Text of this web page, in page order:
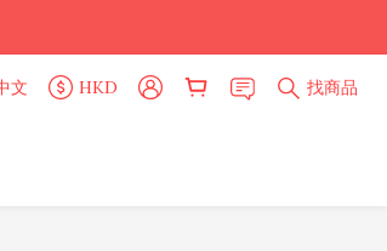
文 HKD 找商品